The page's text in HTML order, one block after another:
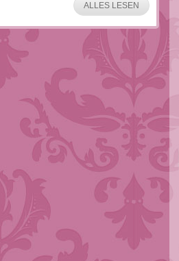
ALLES LESEN